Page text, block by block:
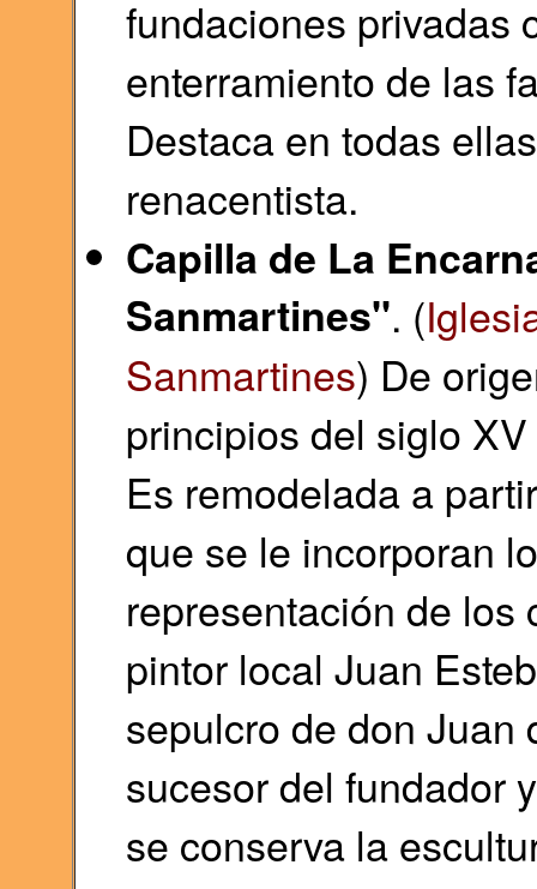
fundaciones privadas
enterramiento de las
Destaca en todas
renacentista.
Capilla de La
Sanmartines". (
Sanmartines) De
principios del siglo
Es remodelada a
que se le incorporan
representación de los
pintor local Juan
sepulcro de don Juan
sucesor del fundador
se conserva la